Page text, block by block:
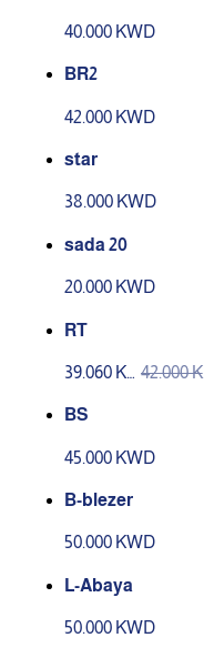
40.000 KWD
BR2
42.000 KWD
star
38.000 KWD
sada 20
20.000 KWD
RT
39.060 K
42.000 K
BS
45.000 KWD
B-blezer
50.000 KWD
L-Abaya
50.000 KWD